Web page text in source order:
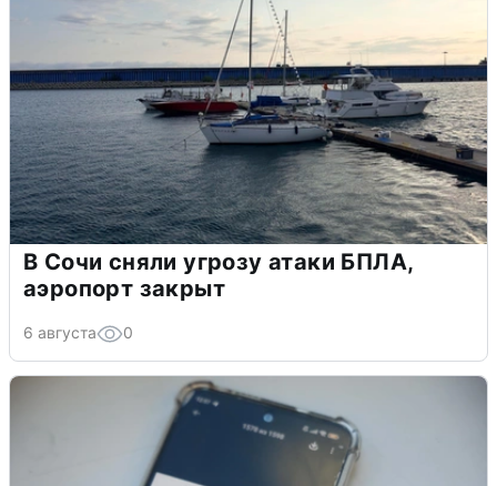
В Сочи сняли угрозу атаки БПЛА,
аэропорт закрыт
6 августа 0